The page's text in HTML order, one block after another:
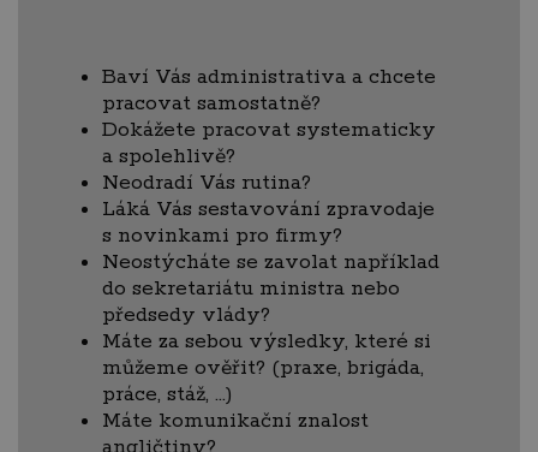
Baví Vás administrativa a chcete
pracovat samostatně?
Dokážete pracovat systematicky
a spolehlivě?
Neodradí Vás rutina?
Láká Vás sestavování zpravodaje
s novinkami pro firmy?
Neostýcháte se zavolat například
do sekretariátu ministra nebo
předsedy vlády?
Máte za sebou výsledky, které si
můžeme ověřit? (praxe, brigáda,
práce, stáž, …)
Máte komunikační znalost
angličtiny?